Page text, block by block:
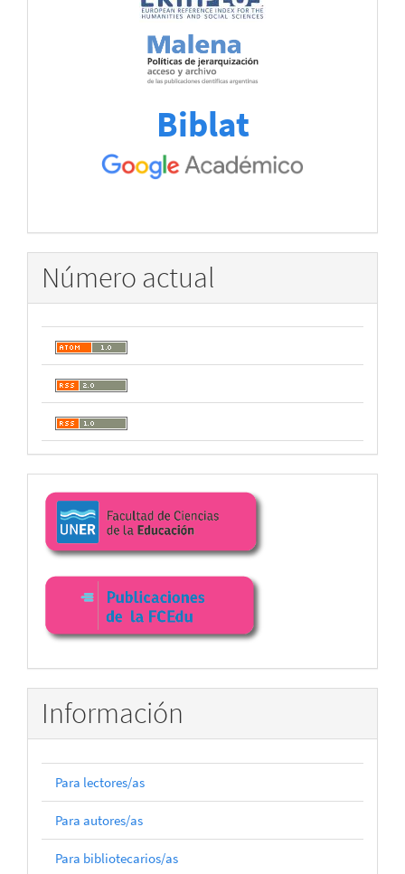
Biblat
Número actual
Enlaces
facultad
Información
Para lectores/as
Para autores/as
Para bibliotecarios/as